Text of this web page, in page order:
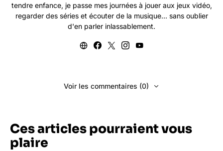
tendre enfance, je passe mes journées à jouer aux jeux vidéo,
regarder des séries et écouter de la musique... sans oublier
d'en parler inlassablement.
Voir les commentaires (0)
Ces articles pourraient vous
plaire